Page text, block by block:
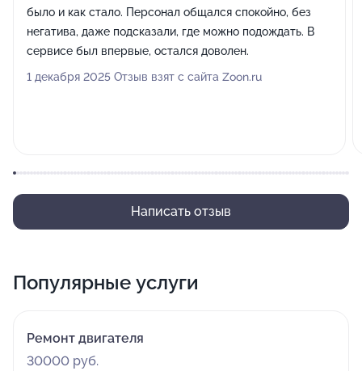
было и как стало. Персонал общался спокойно, без
негатива, даже подсказали, где можно подождать. В
сервисе был впервые, остался доволен.
1 декабря 2025 Отзыв взят с сайта Zoon.ru
Написать отзыв
Популярные услуги
Ремонт двигателя
30000 руб.